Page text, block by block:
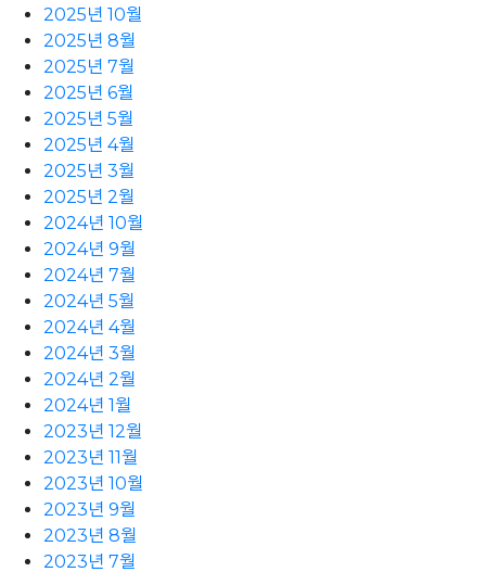
2025년 10월
2025년 8월
2025년 7월
2025년 6월
2025년 5월
2025년 4월
2025년 3월
2025년 2월
2024년 10월
2024년 9월
2024년 7월
2024년 5월
2024년 4월
2024년 3월
2024년 2월
2024년 1월
2023년 12월
2023년 11월
2023년 10월
2023년 9월
2023년 8월
2023년 7월